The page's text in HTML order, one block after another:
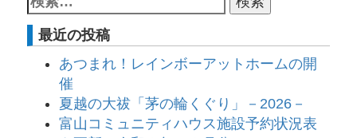
最近の投稿
あつまれ！レインボーアットホームの開
催
夏越の大祓「茅の輪くぐり」－2026－
富山コミュニティハウス施設予約状況表